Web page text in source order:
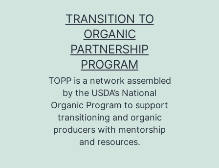
TRANSITION TO
ORGANIC
PARTNERSHIP
PROGRAM
TOPP is a network assembled
by the USDA’s National
Organic Program to support
transitioning and organic
producers with mentorship
and resources.